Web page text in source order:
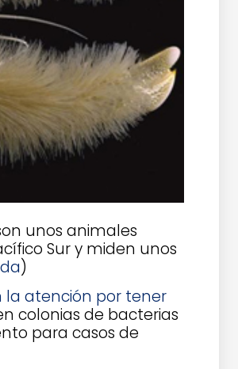
unos animales
Sur y miden unos
)
la atención por tener
colonias de bacterias
para casos de